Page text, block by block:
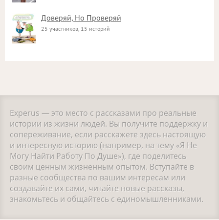
Доверяй, Но Проверяй
25 участников, 15 историй
Experus — это место с рассказами про реальные
истории из жизни людей. Вы получите поддержку и
сопереживание, если расскажете здесь настоящую
и интересную историю (например, на тему «Я Не
Могу Найти Работу По Душе»), где поделитесь
своим ценным жизненным опытом. Вступайте в
разные сообщества по вашим интересам или
создавайте их сами, читайте новые рассказы,
знакомьтесь и общайтесь с единомышленниками.